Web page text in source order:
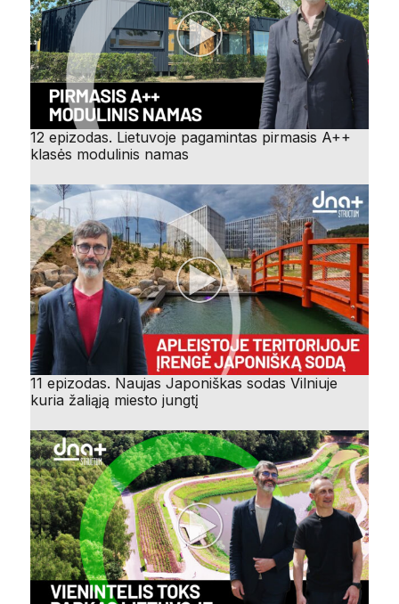
12 epizodas. Lietuvoje pagamintas pirmasis A++
klasės modulinis namas
11 epizodas. Naujas Japoniškas sodas Vilniuje
kuria žaliąją miesto jungtį